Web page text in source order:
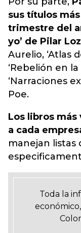
sus títulos
trimestre del
yo’ de Pilar
Aurelio, ‘Atlas
‘Rebelión en
‘Narraciones
Poe.
Los libros
a cada
manejan listas
Toda la